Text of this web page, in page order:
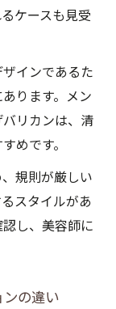
ケースも見受
インであるた
ります。メン
リカンは、清
めです。
規則が厳しい
スタイルがあ
し、美容師に
ンの違い